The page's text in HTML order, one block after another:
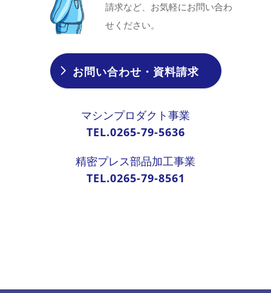
請求など、お気軽にお問い合わ
せください。
お問い合わせ・資料請求
マシンプロダクト事業
TEL.0265-79-5636
精密プレス部品加工事業
TEL.0265-79-8561